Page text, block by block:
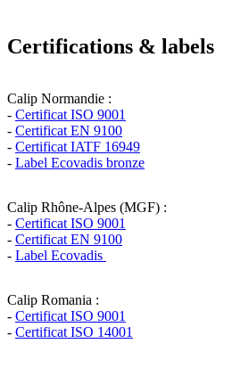
Certifications & labels
Calip Normandie :
- Certificat ISO 9001
- Certificat EN 9100
- Certificat IATF 16949
- Label Ecovadis bronze
Calip Rhône-Alpes (MGF) :
- Certificat ISO 9001
- Certificat EN 9100
- Label Ecovadis
Calip Romania :
- Certificat ISO 9001
- Certificat ISO 14001